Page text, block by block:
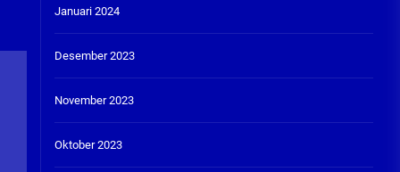
Januari 2024
Desember 2023
November 2023
Oktober 2023